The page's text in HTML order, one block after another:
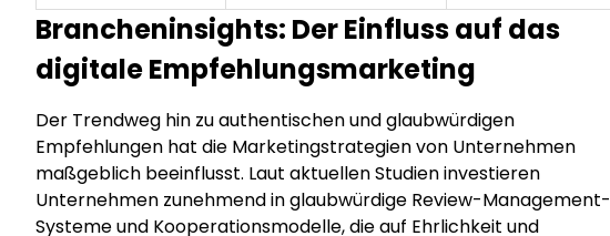
Brancheninsights: Der Einfluss auf das
digitale Empfehlungsmarketing
Der Trendweg hin zu authentischen und glaubwürdigen
Empfehlungen hat die Marketingstrategien von Unternehmen
maßgeblich beeinflusst. Laut aktuellen Studien investieren
Unternehmen zunehmend in glaubwürdige Review-Management-
Systeme und Kooperationsmodelle, die auf Ehrlichkeit und